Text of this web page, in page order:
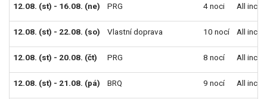
12.08. (st) - 16.08. (ne) PRG 4 noci All
12.08. (st) - 22.08. (so) Vlastní doprava 10 nocí All
12.08. (st) - 20.08. (čt) PRG 8 nocí All
12.08. (st) - 21.08. (pá) BRQ 9 nocí All